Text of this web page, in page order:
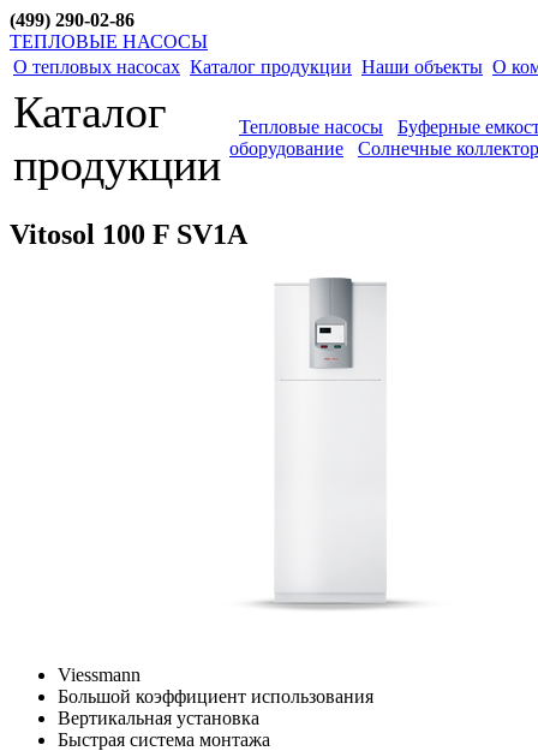
(499) 290-02-86
ТЕПЛОВЫЕ НАСОСЫ
О тепловых насосах Каталог продукции Наши объекты О
Каталог
продукции
Тепловые насосы
Буферные
оборудование
Солнечные
Vitosol 100 F SV1A
Viessmann
Большой коэффициент использования
Вертикальная установка
Быстрая система монтажа